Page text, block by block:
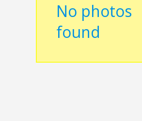
No photos
found